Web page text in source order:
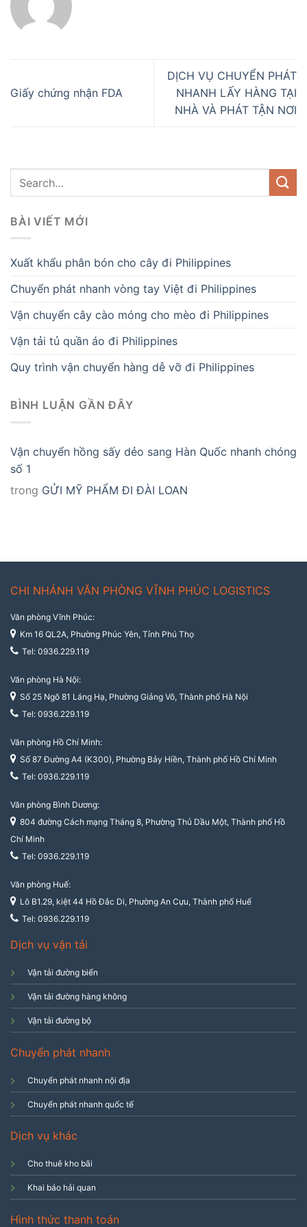
Giấy chứng nhận FDA
DỊCH VỤ CHUYỂN PHÁT
NHANH LẤY HÀNG TẠI
NHÀ VÀ PHÁT TẬN NƠI
BÀI VIẾT MỚI
Xuất khẩu phân bón cho cây đi Philippines
Chuyển phát nhanh vòng tay Việt đi Philippines
Vận chuyển cây cào móng cho mèo đi Philippines
Vận tải tủ quần áo đi Philippines
Quy trình vận chuyển hàng dễ vỡ đi Philippines
BÌNH LUẬN GẦN ĐÂY
Vận chuyển hồng sấy dẻo sang Hàn Quốc nhanh chóng
số 1
trong GỬI MỸ PHẨM ĐI ĐÀI LOAN
CHI NHÁNH VĂN PHÒNG VĨNH PHÚC LOGISTICS
Văn phòng Vĩnh Phúc:
Km 16 QL2A, Phường Phúc Yên, Tỉnh Phú Thọ
Tel: 0936.229.119
Văn phòng Hà Nội:
Số 25 Ngõ 81 Láng Hạ, Phường Giảng Võ, Thành phố Hà Nội
Tel: 0936.229.119
Văn phòng Hồ Chí Minh:
Số 87 Đường A4 (K300), Phường Bảy Hiền, Thành phố Hồ Chí Minh
Tel: 0936.229.119
Văn phòng Bình Dương:
804 đường Cách mạng Tháng 8, Phường Thủ Dầu Một, Thành phố Hồ
Chí Minh
Tel: 0936.229.119
Văn phòng Huế:
Lô B1.29, kiệt 44 Hồ Đắc Di, Phường An Cựu, Thành phố Huế
Tel: 0936.229.119
Dịch vụ vận tải
Vận tải đường biển
Vận tải đường hàng không
Vận tải đường bộ
Chuyển phát nhanh
Chuyển phát nhanh nội địa
Chuyển phát nhanh quốc tế
Dịch vụ khác
Cho thuê kho bãi
Khai báo hải quan
Hình thức thanh toán